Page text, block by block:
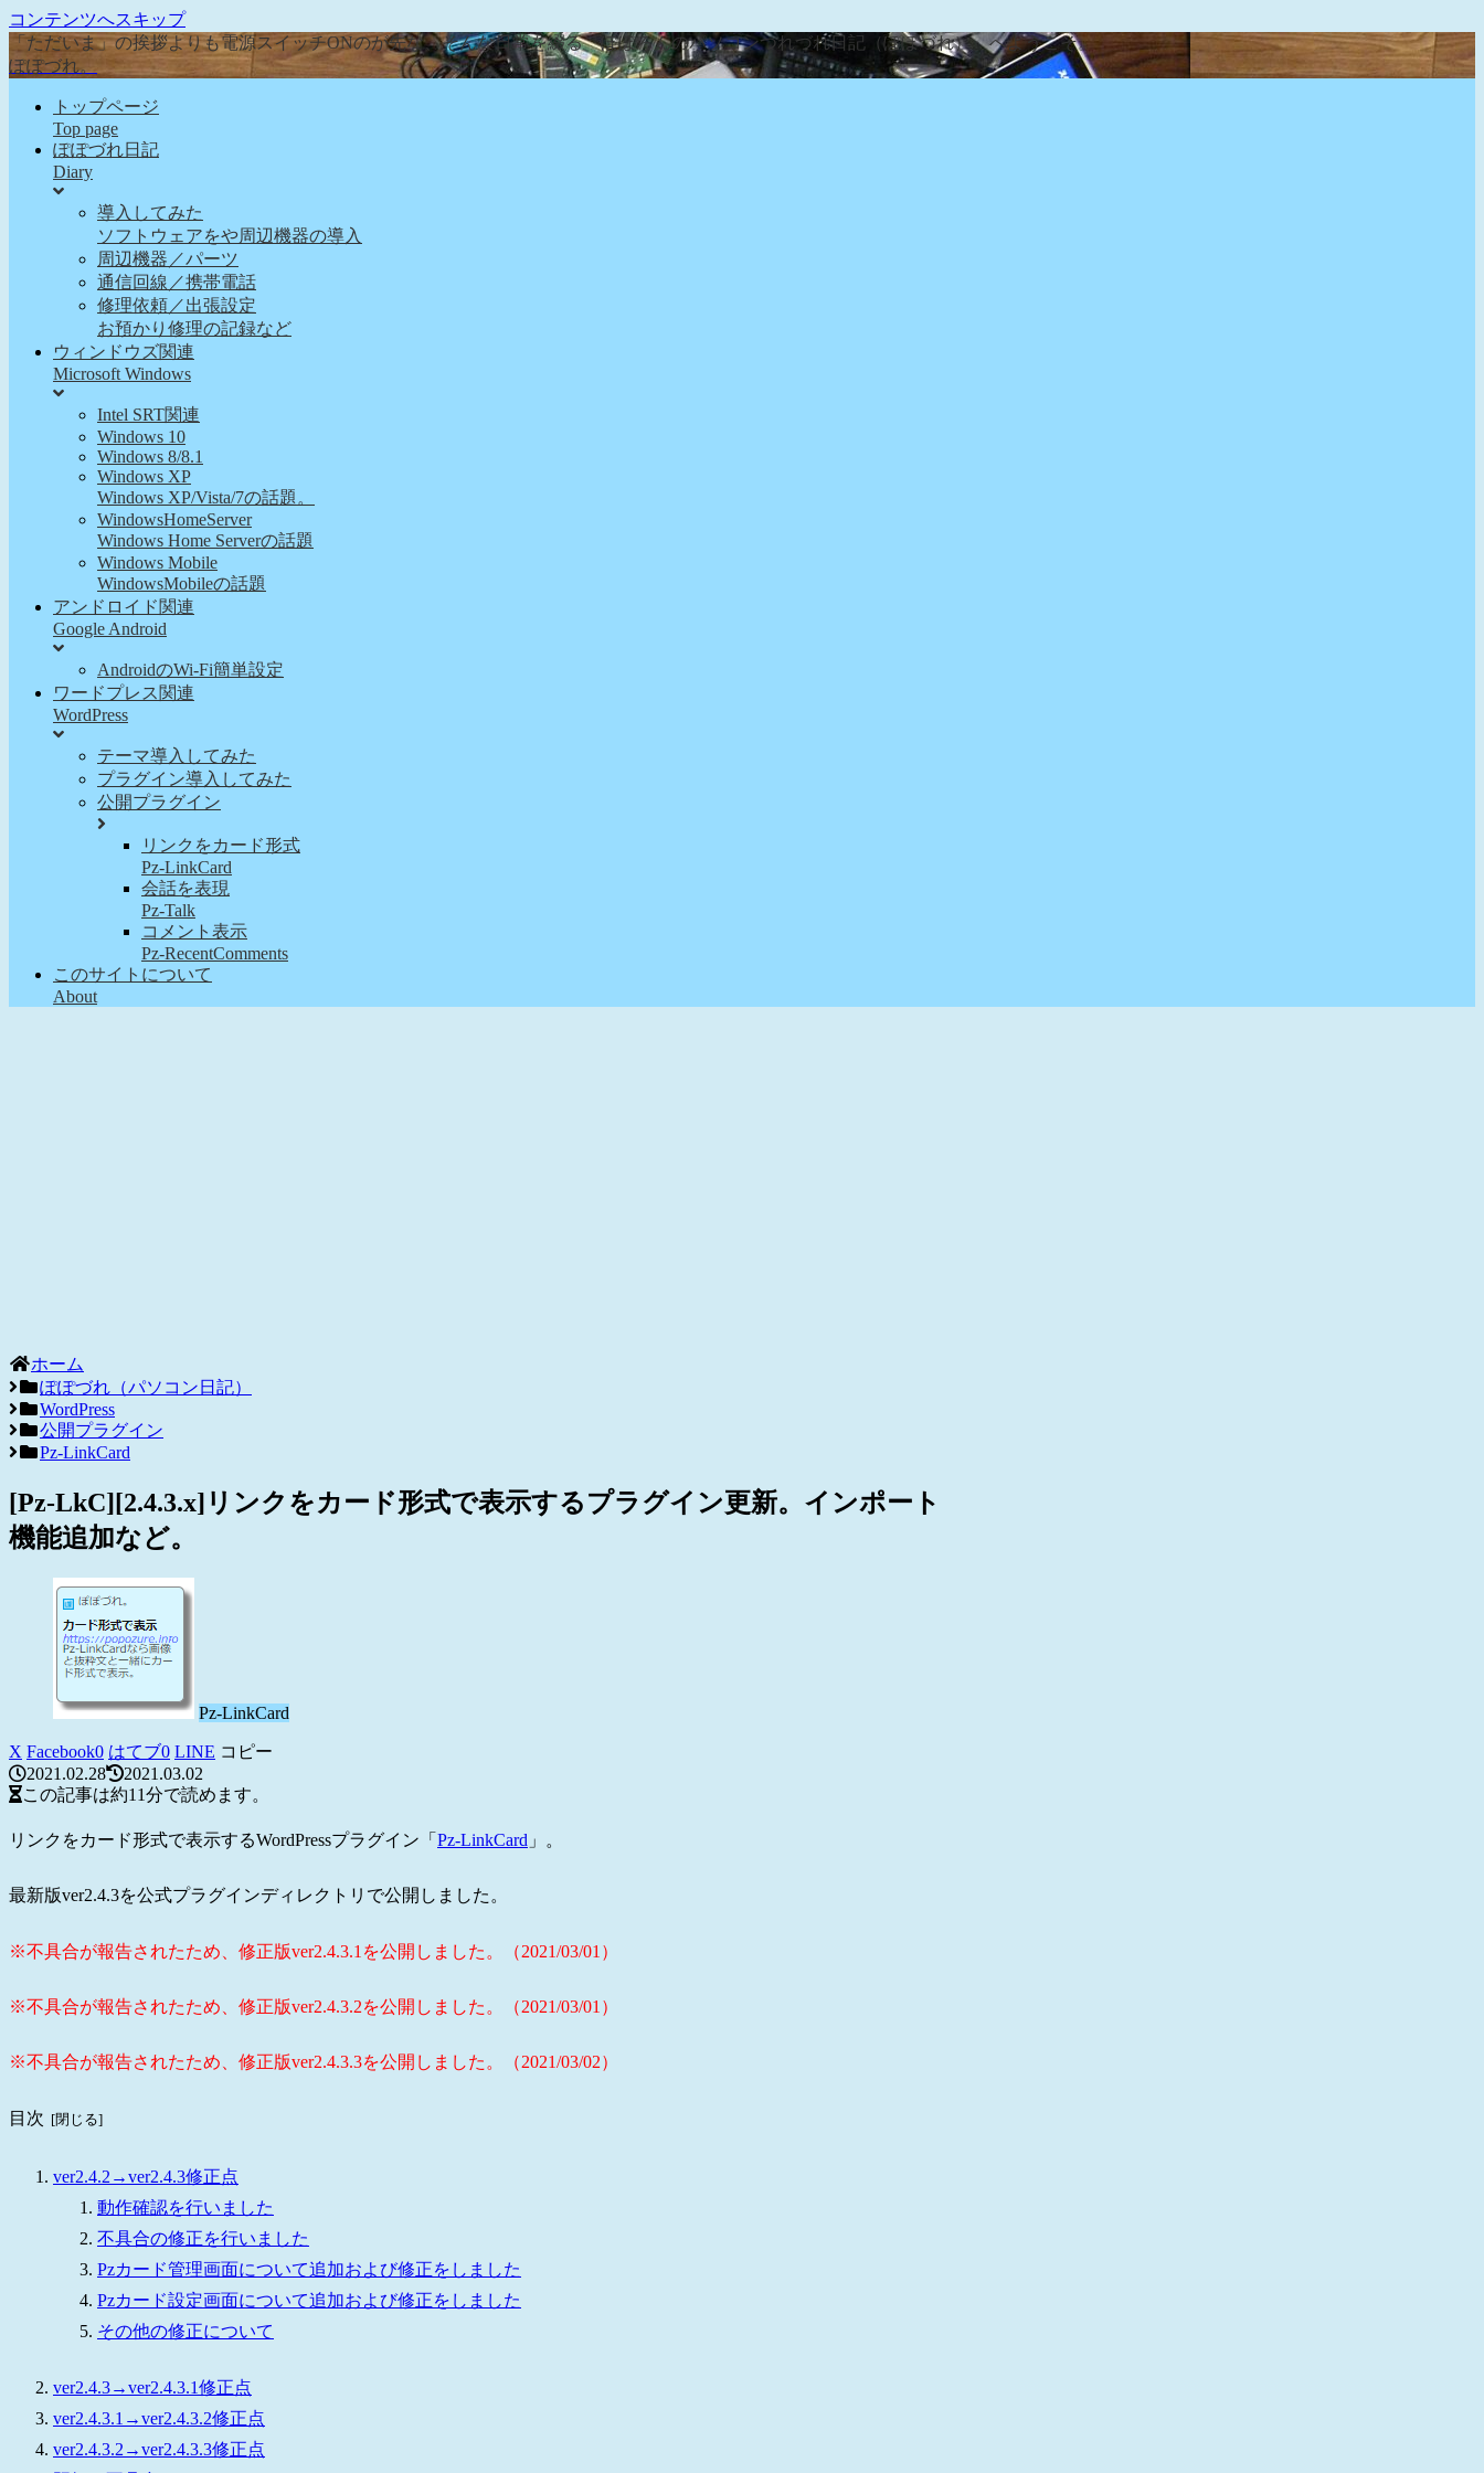
コンテンツへスキップ
「ただいま」の挨拶よりも電源スイッチONのが先な、そんな日常を綴る『ぽぽろんのパソコンつれづれ日記（ぽぽづれ）』へようこそ。
ぽぽづれ。
トップページ
Top page
ぽぽづれ日記
Diary
導入してみた
ソフトウェアをや周辺機器の導入
周辺機器／パーツ
通信回線／携帯電話
修理依頼／出張設定
お預かり修理の記録など
ウィンドウズ関連
Microsoft Windows
Intel SRT関連
Windows 10
Windows 8/8.1
Windows XP
Windows XP/Vista/7の話題。
WindowsHomeServer
Windows Home Serverの話題
Windows Mobile
WindowsMobileの話題
アンドロイド関連
Google Android
AndroidのWi-Fi簡単設定
ワードプレス関連
WordPress
テーマ導入してみた
プラグイン導入してみた
公開プラグイン
リンクをカード形式
Pz-LinkCard
会話を表現
Pz-Talk
コメント表示
Pz-RecentComments
このサイトについて
About
ホーム
ぽぽづれ（パソコン日記）
WordPress
公開プラグイン
Pz-LinkCard
[Pz-LkC][2.4.3.x]リンクをカード形式で表示するプラグイン更新。インポート
機能追加など。
Pz-LinkCard
X Facebook0 はてブ0 LINE コピー
2021.02.28
2021.03.02
この記事は約11分で読めます。
リンクをカード形式で表示するWordPressプラグイン「 Pz-LinkCard 」。
最新版ver2.4.3を公式プラグインディレクトリで公開しました。
※不具合が報告されたため、修正版ver2.4.3.1を公開しました。（2021/03/01）
※不具合が報告されたため、修正版ver2.4.3.2を公開しました。（2021/03/01）
※不具合が報告されたため、修正版ver2.4.3.3を公開しました。（2021/03/02）
目次
ver2.4.2→ver2.4.3修正点
動作確認を行いました
不具合の修正を行いました
Pzカード管理画面について追加および修正をしました
Pzカード設定画面について追加および修正をしました
その他の修正について
ver2.4.3→ver2.4.3.1修正点
ver2.4.3.1→ver2.4.3.2修正点
ver2.4.3.2→ver2.4.3.3修正点